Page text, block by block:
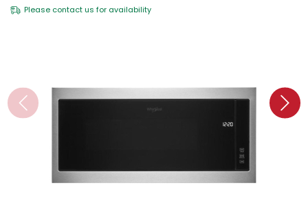
Please contact us for availability